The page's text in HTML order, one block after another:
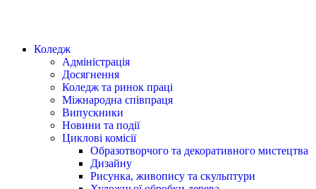
Коледж
Адміністрація
Досягнення
Коледж та ринок праці
Міжнародна співпраця
Випускники
Новини та події
Циклові комісії
Образотворчого та декоративного мистецтва
Дизайну
Рисунка, живопису та скульптури